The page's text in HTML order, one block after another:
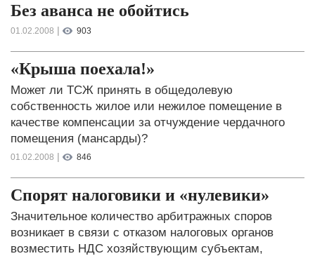
Без аванса не обойтись
01.02.2008 | 903
«Крыша поехала!»
Может ли ТСЖ принять в общедолевую
собственность жилое или нежилое помещение в
качестве компенсации за отчуждение чердачного
помещения (мансарды)?
01.02.2008 | 846
Спорят налоговики и «нулевики»
Значительное количество арбитражных споров
возникает в связи с отказом налоговых органов
возместить НДС хозяйствующим субъектам,